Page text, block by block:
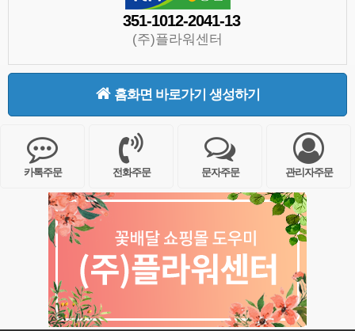
351-1012-2041-13
(주)플라워센터
홈화면 바로가기 생성하기
카톡주문 전화주문 문자주문 관리자주문